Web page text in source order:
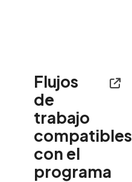
Flujos
de
trabajo
compatibles
con el
programa